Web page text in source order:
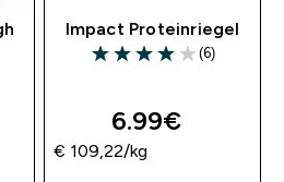
price
Impact Proteinriegel
4 out of 5 stars
(6)
6.99€‎
€ 109,22‎/kg